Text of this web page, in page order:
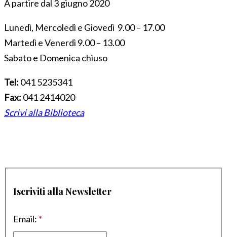
A partire dal 3 giugno 2020
Lunedì, Mercoledì e Giovedì 9.00 – 17.00
Martedì e Venerdì 9.00 – 13.00
Sabato e Domenica chiuso
Tel: 041 5235341
Fax: 041 2414020
Scrivi alla Biblioteca
Iscriviti alla Newsletter
Email: *